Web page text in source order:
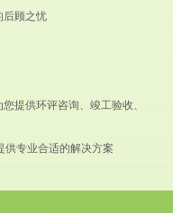
后顾之忧
提供环评咨询、竣工验收、
供专业合适的解决方案